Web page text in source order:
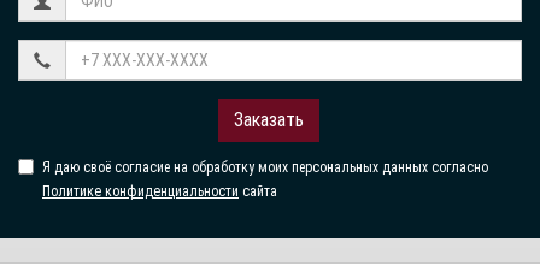
Заказать
Я даю своё согласие на обработку моих персональных данных согласно
Политике конфиденциальности сайта